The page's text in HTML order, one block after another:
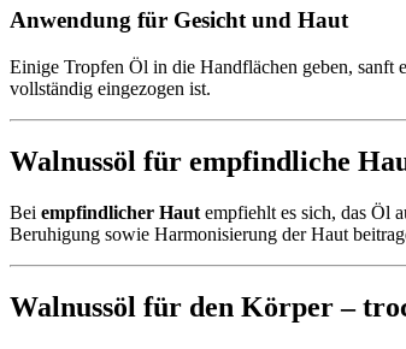
Anwendung für Gesicht und Haut
Einige Tropfen Öl in die Handflächen geben, sanft
vollständig eingezogen ist.
Walnussöl für empfindliche
Bei empfindlicher Haut empfiehlt es sich, das Öl
Beruhigung sowie Harmonisierung der Haut
Walnussöl für den Körper –